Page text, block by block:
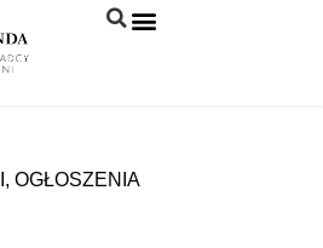
,OGŁOSZENIA